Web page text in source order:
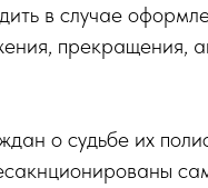
в случае
прекращения,
о судьбе их